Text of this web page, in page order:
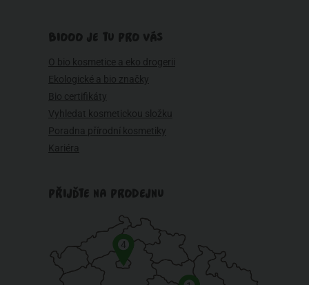
BIOOO JE TU PRO VÁS
O bio kosmetice a eko drogerii
Ekologické a bio značky
Bio certifikáty
Vyhledat kosmetickou složku
Poradna přírodní kosmetiky
Kariéra
PŘIJĎTE NA PRODEJNU
4